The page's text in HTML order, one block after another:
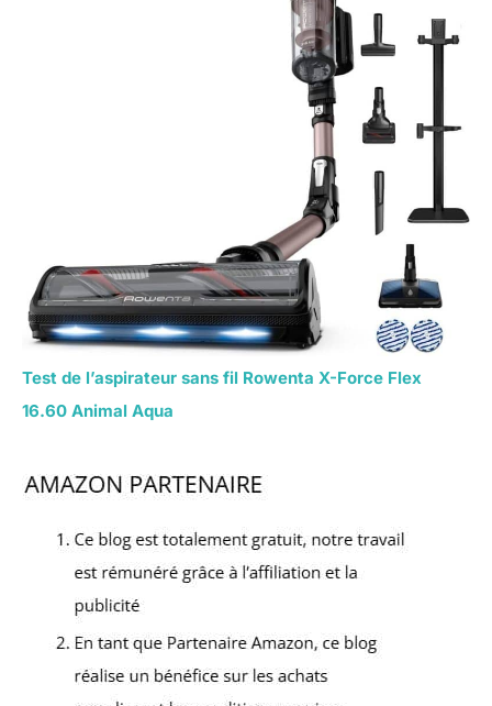
Test de l’aspirateur sans fil Rowenta X-Force Flex
16.60 Animal Aqua